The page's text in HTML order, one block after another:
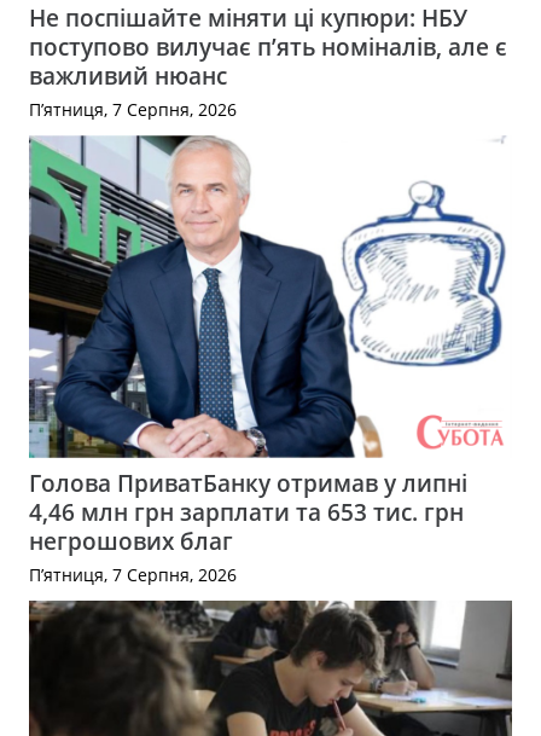
Не поспішайте міняти ці купюри: НБУ
поступово вилучає п’ять номіналів, але є
важливий нюанс
П’ятниця, 7 Серпня, 2026
Голова ПриватБанку отримав у липні
4,46 млн грн зарплати та 653 тис. грн
негрошових благ
П’ятниця, 7 Серпня, 2026